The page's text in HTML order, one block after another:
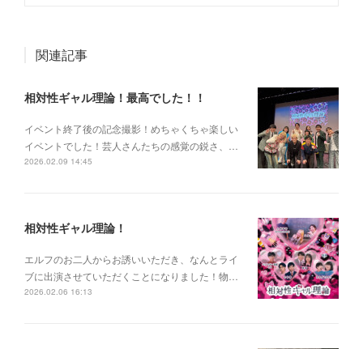
関連記事
相対性ギャル理論！最高でした！！
イベント終了後の記念撮影！めちゃくちゃ楽しい
イベントでした！芸人さんたちの感覚の鋭さ、…
2026.02.09 14:45
相対性ギャル理論！
エルフのお二人からお誘いいただき、なんとライ
ブに出演させていただくことになりました！物…
2026.02.06 16:13